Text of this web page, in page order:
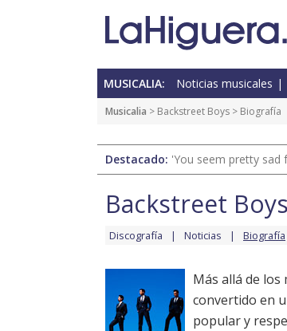
MUSICALIA: Noticias musicales
Musicalia > Backstreet Boys > Biografía
Destacado: 'You seem pretty sad
Backstreet Boys
Discografía Noticias Biografía
Más allá de
convertido en
popular y